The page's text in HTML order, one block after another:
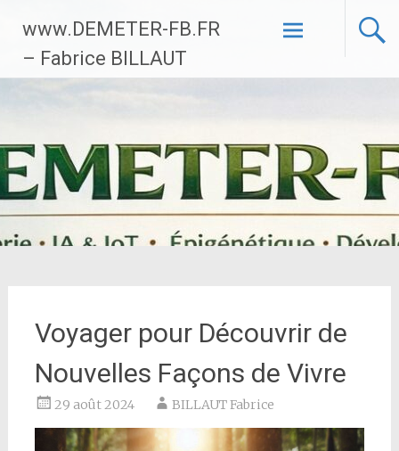
contenu
principal
www.DEMETER-FB.FR
– Fabrice BILLAUT
Voyager pour Découvrir de
Nouvelles Façons de Vivre
29 août 2024 BILLAUT Fabrice